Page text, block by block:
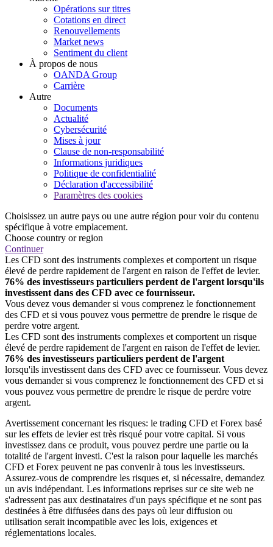
Opérations sur titres
Cotations en direct
Renouvellements
Market news
Sentiment du client
À propos de nous
OANDA Group
Carrière
Autre
Documents
Actualité
Cybersécurité
Mises à jour
Clause de non-responsabilité
Informations juridiques
Politique de confidentialité
Déclaration d'accessibilité
Paramètres des cookies
Choisissez un autre pays ou une autre région pour voir du contenu
spécifique à votre emplacement.
Choose country or region
Continuer
Les CFD sont des instruments complexes et comportent un risque
élevé de perdre rapidement de l'argent en raison de l'effet de levier.
76% des investisseurs particuliers perdent de l'argent lorsqu'ils
investissent dans des CFD avec ce fournisseur.
Vous devez vous demander si vous comprenez le fonctionnement
des CFD et si vous pouvez vous permettre de prendre le risque de
perdre votre argent.
Les CFD sont des instruments complexes et comportent un risque
élevé de perdre rapidement de l'argent en raison de l'effet de levier.
76% des investisseurs particuliers perdent de l'argent
lorsqu'ils investissent dans des CFD avec ce fournisseur. Vous devez
vous demander si vous comprenez le fonctionnement des CFD et si
vous pouvez vous permettre de prendre le risque de perdre votre
argent.
Avertissement concernant les risques: le trading CFD et Forex basé
sur les effets de levier est très risqué pour votre capital. Si vous
investissez dans ce produit, vous pouvez perdre une partie ou la
totalité de l'argent investi. C'est la raison pour laquelle les marchés
CFD et Forex peuvent ne pas convenir à tous les investisseurs.
Assurez-vous de comprendre les risques et, si nécessaire, demandez
un avis indépendant. Les informations reprises sur ce site web ne
s'adressent pas aux destinataires d'un pays spécifique et ne sont pas
destinées à être diffusées dans des pays où leur diffusion ou
utilisation serait incompatible avec les lois, exigences et
réglementations locales.